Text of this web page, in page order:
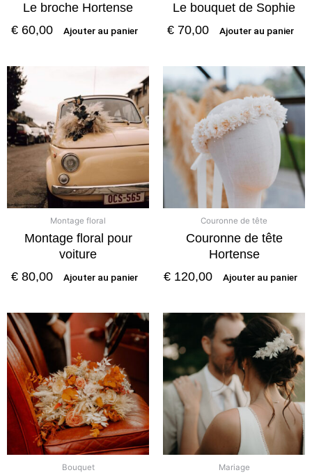
Le broche Hortense
€ 60,00 Ajouter au panier
Le bouquet de Sophie
€ 70,00 Ajouter au panier
Montage floral
Montage floral pour
voiture
€ 80,00 Ajouter au panier
Couronne de tête
Couronne de tête
Hortense
€ 120,00 Ajouter au panier
Bouquet Mariage